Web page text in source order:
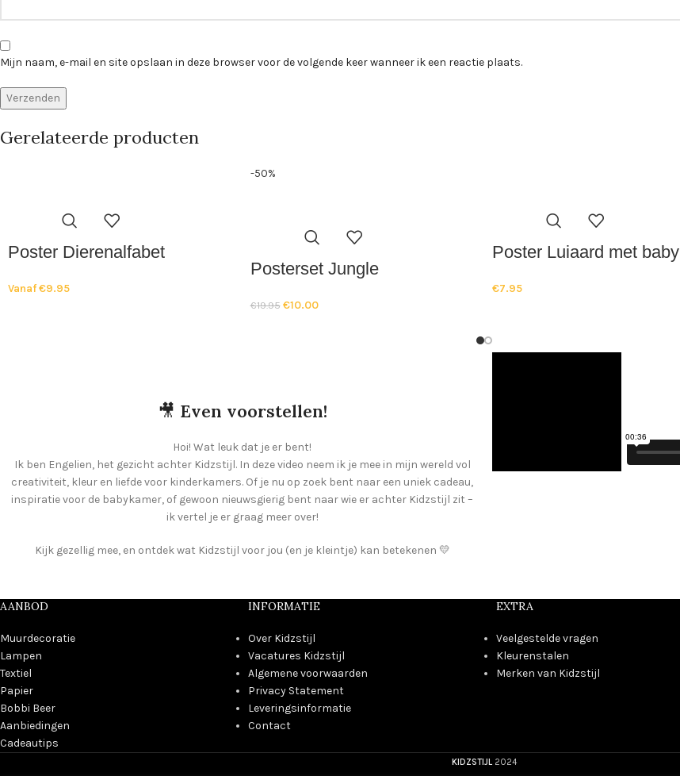
Mijn naam, e-mail en site opslaan in deze browser voor de volgende keer wanneer ik een reactie plaats.
Gerelateerde producten
Poster Dierenalfabet
Vanaf€9.95
-50%
Posterset Jungle
€19.95 €10.00
Poster Luiaard met baby
€7.95
🎥 Even voorstellen!
Hoi! Wat leuk dat je er bent!
Ik ben Engelien, het gezicht achter Kidzstijl. In deze video neem ik je mee in mijn wereld vol
creativiteit, kleur en liefde voor kinderkamers. Of je nu op zoek bent naar een uniek cadeau,
inspiratie voor de babykamer, of gewoon nieuwsgierig bent naar wie er achter Kidzstijl zit –
ik vertel je er graag meer over!
Kijk gezellig mee, en ontdek wat Kidzstijl voor jou (en je kleintje) kan betekenen 💛
AANBOD
Muurdecoratie
Lampen
Textiel
Papier
Bobbi Beer
Aanbiedingen
Cadeautips
INFORMATIE
Over Kidzstijl
Vacatures Kidzstijl
Algemene voorwaarden
Privacy Statement
Leveringsinformatie
Contact
EXTRA
Veelgestelde vragen
Kleurenstalen
Merken van Kidzstijl
KIDZSTIJL 2024